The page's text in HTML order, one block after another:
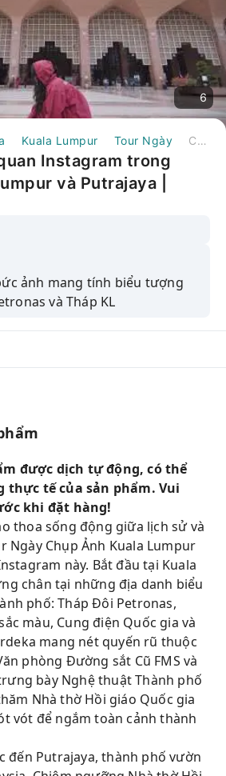
6
Kuala Lumpur Tour Ngày Chuyến tham quan Instagram trong ngày ở Kuala Lumpur và Putrajaya | Malaysia
Instagram trong
và Putrajaya |
ảnh mang tính biểu tượng
và Tháp KL
Batu đầy màu sắc và Cung
vĩ
trường Merdeka, Văn
thiết kế hiện đại của Nhà thờ
điểm nổi bật của Putrajaya
Hồi giáo Putra (Nhà thờ Hồi
phòng Thủ tướng và Hồ
Hữu nghị Trung Quốc-
khứ hồi dễ dàng với các điểm
được sắp xếp sẵn
được dịch tự động, có thể
thực tế của sản phẩm. Vui
khi đặt hàng!
thoa sống động giữa lịch sử và
Ngày Chụp Ảnh Kuala Lumpur
này. Bắt đầu tại Kuala
chân tại những địa danh biểu
phố: Tháp Đôi Petronas,
màu, Cung điện Quốc gia và
mang nét quyến rũ thuộc
phòng Đường sắt Cũ FMS và
bày Nghệ thuật Thành phố
Nhà thờ Hồi giáo Quốc gia
vót để ngắm toàn cảnh thành
đến Putrajaya, thành phố vườn